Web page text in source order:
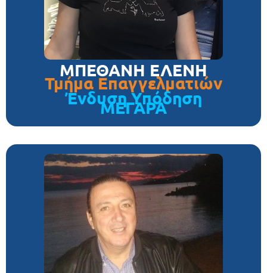
ΜΠΕΘΑΝΗ ΕΛΕΝΗ
Τμήμα Επαγγελματιών
Ένδυση Υπόδηση
ΜΕΓΑΡΑ